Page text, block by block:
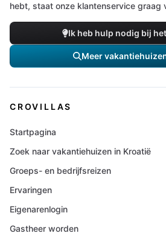
hebt, staat onze klantenservice graag
Ik heb hulp nodig bij
Meer
CROVILLAS
Startpagina
Zoek naar vakantiehuizen in Kroatië
Groeps- en bedrijfsreizen
Ervaringen
Eigenarenlogin
Gastheer worden